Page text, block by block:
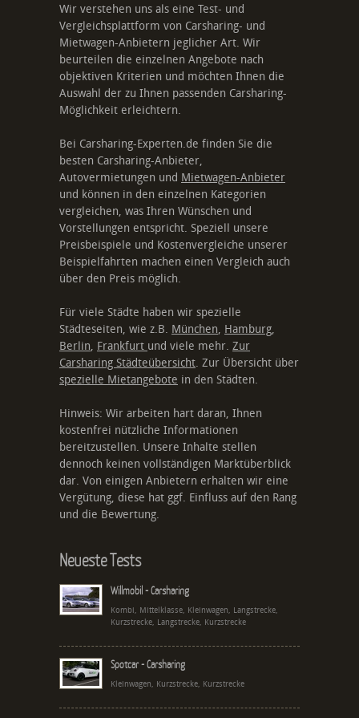
Wir verstehen uns als eine Test- und
Vergleichsplattform von Carsharing- und
Mietwagen-Anbietern jeglicher Art. Wir
beurteilen die einzelnen Angebote nach
objektiven Kriterien und möchten Ihnen die
Auswahl der zu Ihnen passenden Carsharing-
Möglichkeit erleichtern.
Bei Carsharing-Experten.de finden Sie die
besten Carsharing-Anbieter,
Autovermietungen und Mietwagen-Anbieter
und können in den einzelnen Kategorien
vergleichen, was Ihren Wünschen und
Vorstellungen entspricht. Speziell unsere
Preisbeispiele und Kostenvergleiche unserer
Beispielfahrten machen einen Vergleich auch
über den Preis möglich.
Für viele Städte haben wir spezielle
Städteseiten, wie z.B. München, Hamburg,
Berlin, Frankfurt und viele mehr. Zur
Carsharing Städteübersicht. Zur Übersicht über
spezielle Mietangebote in den Städten.
Hinweis: Wir arbeiten hart daran, Ihnen
kostenfrei nützliche Informationen
bereitzustellen. Unsere Inhalte stellen
dennoch keinen vollständigen Marktüberblick
dar. Von einigen Anbietern erhalten wir eine
Vergütung, diese hat ggf. Einfluss auf den Rang
und die Bewertung.
Neueste Tests
Willmobil - Carsharing
Kombi, Mittelklasse, Kleinwagen, Langstrecke,
Kurzstrecke, Langstrecke, Kurzstrecke
Spotcar - Carsharing
Kleinwagen, Kurzstrecke, Kurzstrecke